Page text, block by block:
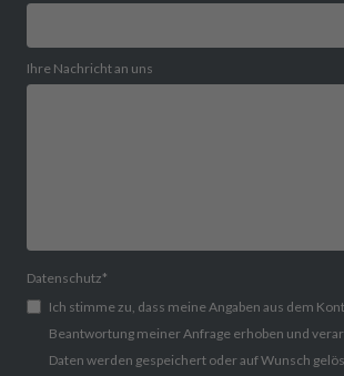
Ihre Nachricht an uns
Datenschutz*
Ich stimme zu, dass meine Angaben aus dem
Beantwortung meiner Anfrage erhoben und
Daten werden gespeichert oder auf Wunsch